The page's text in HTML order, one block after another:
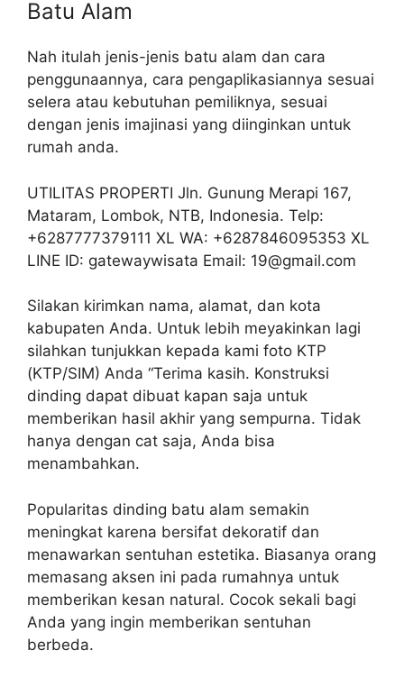
Batu Alam
Nah itulah jenis-jenis batu alam dan cara
penggunaannya, cara pengaplikasiannya sesuai
selera atau kebutuhan pemiliknya, sesuai
dengan jenis imajinasi yang diinginkan untuk
rumah anda.
UTILITAS PROPERTI Jln. Gunung Merapi 167,
Mataram, Lombok, NTB, Indonesia. Telp:
+6287777379111 XL WA: +6287846095353 XL
LINE ID: gatewaywisata Email: 19@gmail.com
Silakan kirimkan nama, alamat, dan kota
kabupaten Anda. Untuk lebih meyakinkan lagi
silahkan tunjukkan kepada kami foto KTP
(KTP/SIM) Anda “Terima kasih. Konstruksi
dinding dapat dibuat kapan saja untuk
memberikan hasil akhir yang sempurna. Tidak
hanya dengan cat saja, Anda bisa
menambahkan.
Popularitas dinding batu alam semakin
meningkat karena bersifat dekoratif dan
menawarkan sentuhan estetika. Biasanya orang
memasang aksen ini pada rumahnya untuk
memberikan kesan natural. Cocok sekali bagi
Anda yang ingin memberikan sentuhan
berbeda.